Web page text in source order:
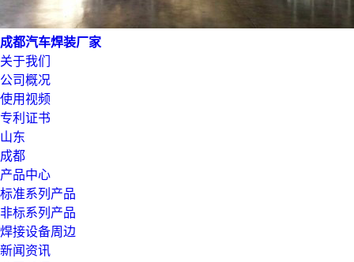
成都汽车焊装厂家
关于我们
公司概况
使用视频
专利证书
山东
成都
产品中心
标准系列产品
非标系列产品
焊接设备周边
新闻资讯